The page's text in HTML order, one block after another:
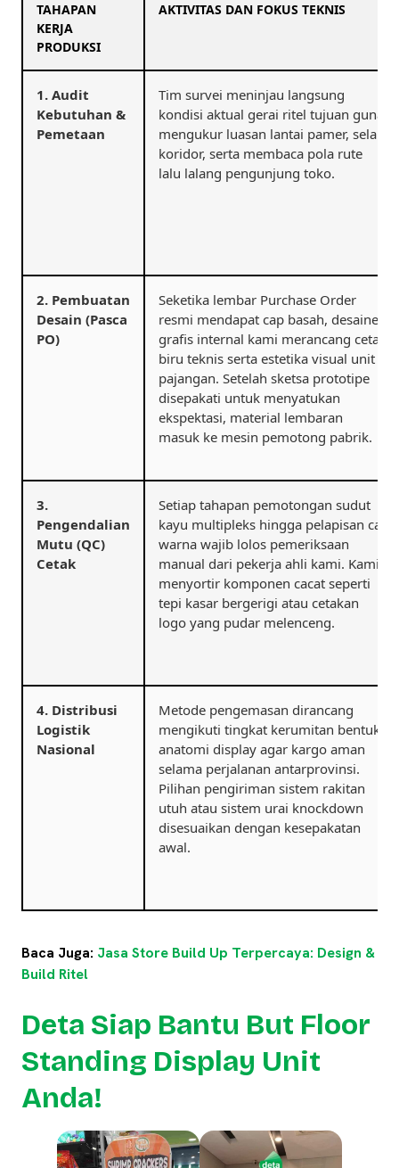
TAHAPAN
KERJA
PRODUKSI
AKTIVITAS DAN FOKUS TEKNIS
1. Audit
Kebutuhan &
Pemetaan
Tim survei meninjau langsung
kondisi aktual gerai ritel tujuan guna
mengukur luasan lantai pamer, sela
koridor, serta membaca pola rute
lalu lalang pengunjung toko.
2. Pembuatan
Desain (Pasca
PO)
Seketika lembar Purchase Order
resmi mendapat cap basah, desainer
grafis internal kami merancang cetak
biru teknis serta estetika visual unit
pajangan. Setelah sketsa prototipe
disepakati untuk menyatukan
ekspektasi, material lembaran
masuk ke mesin pemotong pabrik.
3.
Pengendalian
Mutu (QC)
Cetak
Setiap tahapan pemotongan sudut
kayu multipleks hingga pelapisan cat
warna wajib lolos pemeriksaan
manual dari pekerja ahli kami. Kami
menyortir komponen cacat seperti
tepi kasar bergerigi atau cetakan
logo yang pudar melenceng.
4. Distribusi
Logistik
Nasional
Metode pengemasan dirancang
mengikuti tingkat kerumitan bentuk
anatomi display agar kargo aman
selama perjalanan antarprovinsi.
Pilihan pengiriman sistem rakitan
utuh atau sistem urai knockdown
disesuaikan dengan kesepakatan
awal.
Baca Juga: Jasa Store Build Up Terpercaya: Design &
Build Ritel
Deta Siap Bantu But Floor
Standing Display Unit
Anda!